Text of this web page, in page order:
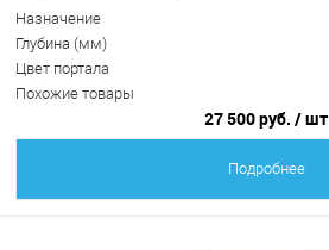
Назначение
Глубина (мм)
Цвет портала
Похожие товары
27 500 руб. / шт
Подробнее